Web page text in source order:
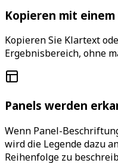
Kopieren mit einem
Kopieren Sie Klartext
Ergebnisbereich, ohne
Panels werden
Wenn Panel-
wird die Legende dazu
Reihenfolge zu